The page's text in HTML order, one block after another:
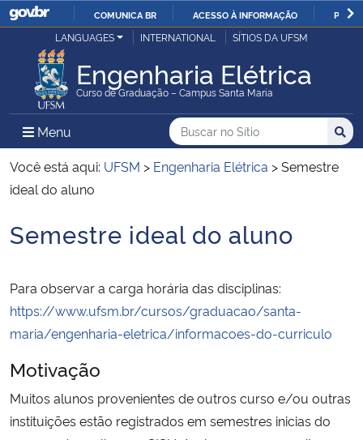
IR
O
COMUNICA BR ACESSO À INFORMAÇÃO
Ministério da Justiça e Segurança Pública
Ministério da Defesa
Ministério das Relações Exteriores
Ministério da Infraestrutura
Ministério da Agricultura, Pecuária e Abastecimento
Ministério da Educação
Ministério da Cidadania
Ministério da Saúde
LANGUAGES INTERNATIONAL SÍTIOS DA UFSM
Engenharia Elétrica
Curso de Graduação – Campus Santa Maria
Menu Menu Principal do Sítio
Busca
Buscar no no Sítio
Busca:
Você está aqui: UFSM > Engenharia Elétrica >Semestre
ideal do aluno
Início do conteúdo
Semestre ideal do aluno
Para observar a carga horária das disciplinas:
https://www.ufsm.br/cursos/graduacao/santa-
maria/engenharia-eletrica/informacoes-do-curriculo
Motivação
Muitos alunos provenientes de outros curso e/ou outras
instituições estão registrados em semestres inicias do